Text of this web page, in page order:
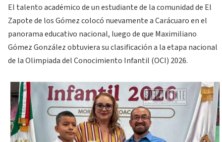
El talento académico de un estudiante de la comunidad de El
Zapote de los Gómez colocó nuevamente a Carácuaro en el
panorama educativo nacional, luego de que Maximiliano
Gómez González obtuviera su clasificación a la etapa nacional
de la Olimpiada del Conocimiento Infantil (OCI) 2026.